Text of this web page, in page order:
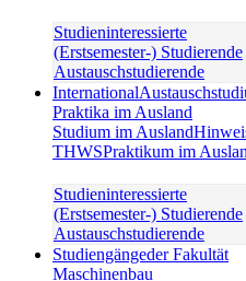
Studieninteressierte
(Erstsemester-) Studierende
Austauschstudierende
International
Praktika im Ausland
Studium im Ausland
THWSPraktikum im
Studieninteressierte
(Erstsemester-) Studierende
Austauschstudierende
Studiengängeder Fakultät
Maschinenbau